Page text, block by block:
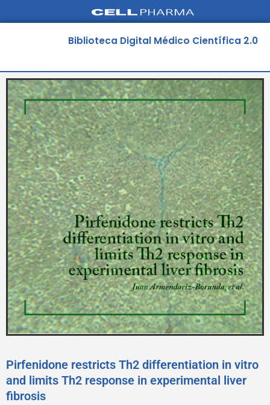
al
Biblioteca Digital Médico Científica 2.0
Pirfenidone restricts Th2 differentiation in vitro
and limits Th2 response in experimental liver
fibrosis